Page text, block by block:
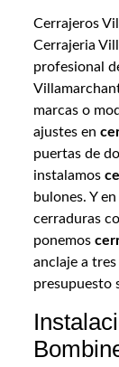
Cerrajeros
Cerrajeria
profesional
marcas o
ajustes en
puertas de
instalamos
bulones. Y
cerraduras
ponemos
anclaje a
presupuesto